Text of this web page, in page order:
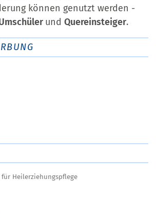
können genutzt werden -
und Quereinsteiger.
Heilerziehungspflege